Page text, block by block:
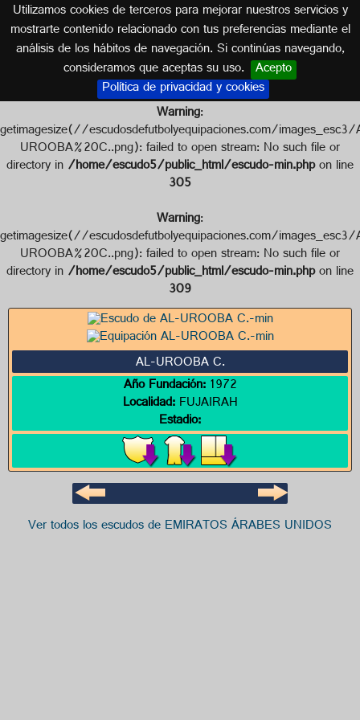
Utilizamos cookies de terceros para mejorar nuestros servicios y
mostrarte contenido relacionado con tus preferencias mediante el
análisis de los hábitos de navegación. Si continúas navegando,
consideramos que aceptas su uso. Acepto
Política de privacidad y cookies
Escudo de AL-UROOBA C.
EMIRATOS ÁRABES UNIDOS
Warning:
getimagesize(//escudosdefutbolyequipaciones.com/
UROOBA%20C..png): failed to open stream: No such file or
directory in/home/escudo5/public_html/escudo-min.phpon line
305
Warning:
getimagesize(//escudosdefutbolyequipaciones.com/
UROOBA%20C..png): failed to open stream: No such file or
directory in/home/escudo5/public_html/escudo-min.phpon line
309
AL-UROOBA C.
Año Fundación:1972
Localidad:FUJAIRAH
Estadio:
Ver todos los escudos de EMIRATOS ÁRABES UNIDOS